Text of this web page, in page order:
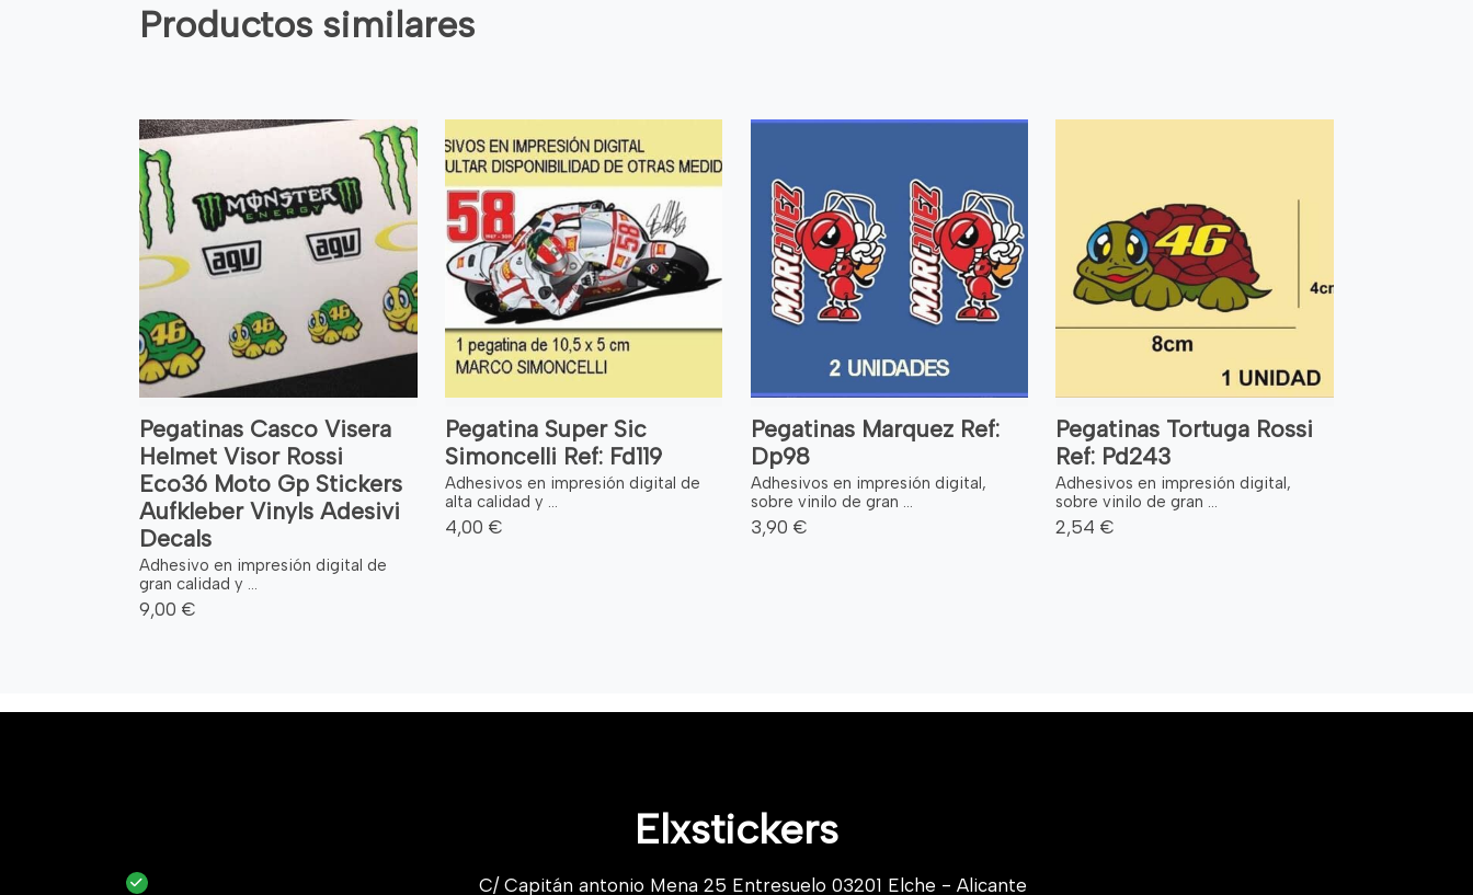
Productos similares
Pegatinas Casco Visera
Helmet Visor Rossi
Eco36 Moto Gp Stickers
Aufkleber Vinyls Adesivi
Decals
Adhesivo en impresión digital de
gran calidad y ...
9,00 €
Pegatina Super Sic
Simoncelli Ref: Fd119
Adhesivos en impresión digital de
alta calidad y ...
4,00 €
Pegatinas Marquez Ref:
Dp98
Adhesivos en impresión digital,
sobre vinilo de gran ...
3,90 €
Pegatinas Tortuga Rossi
Ref: Pd243
Adhesivos en impresión digital,
sobre vinilo de gran ...
2,54 €
Elxstickers
C/ Capitán antonio Mena 25 Entresuelo 03201 Elche - Alicante